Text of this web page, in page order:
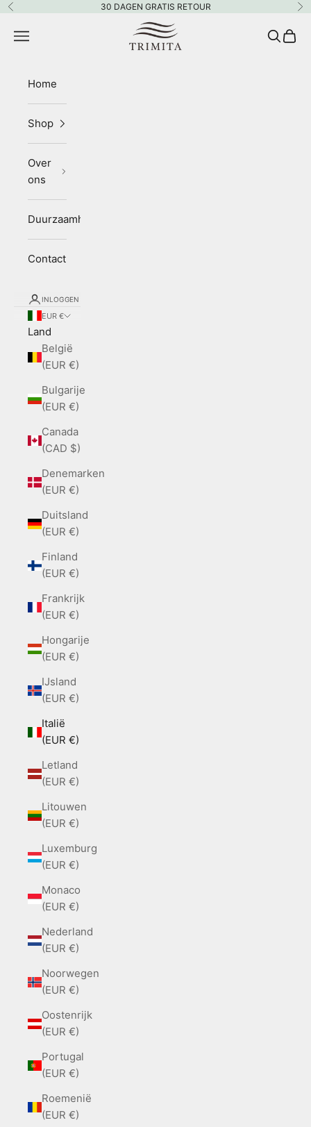
Naar inhoud
Vorige 30 DAGEN GRATIS RETOUR
Menu Zoeken
Home
Shop
Over
ons
Duurzaamheid
Contact
INLOGGEN
EUR €
Land
België
(EUR €)
Bulgarije
(EUR €)
Canada
(CAD $)
Denemarken
(EUR €)
Duitsland
(EUR €)
Finland
(EUR €)
Frankrijk
(EUR €)
Hongarije
(EUR €)
IJsland
(EUR €)
Italië
(EUR €)
Letland
(EUR €)
Litouwen
(EUR €)
Luxemburg
(EUR €)
Monaco
(EUR €)
Nederland
(EUR €)
Noorwegen
(EUR €)
Oostenrijk
(EUR €)
Portugal
(EUR €)
Roemenië
(EUR €)